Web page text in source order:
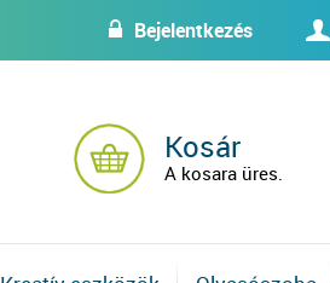
w Bejelentkezés U
Kosár
A kosara üres.